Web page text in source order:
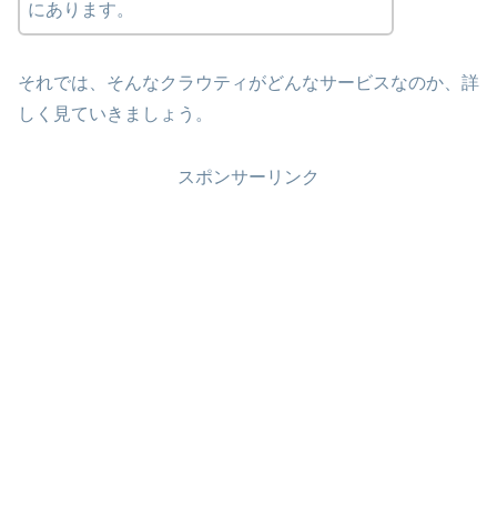
にあります。
それでは、そんなクラウティがどんなサービスなのか、詳
しく見ていきましょう。
スポンサーリンク